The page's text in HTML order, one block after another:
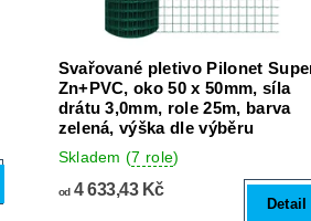
Svařované pletivo Pilonet
Zn+PVC, oko 50 x 50mm, síla
drátu 3,0mm, role 25m, barva
zelená, výška dle výběru
Skladem(7 role)
od4 633,43 Kč
Detail